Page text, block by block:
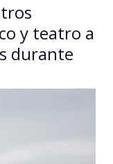
y teatro a
durante